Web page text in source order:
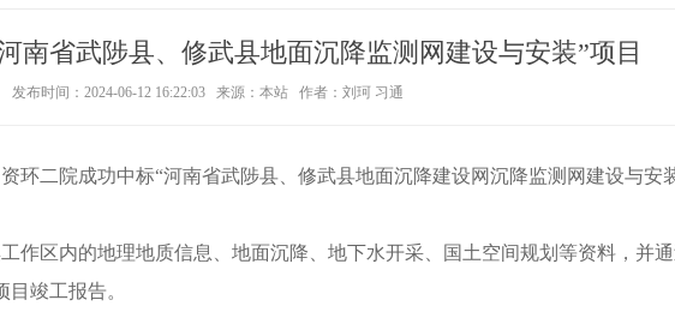
南省武陟县、修武县地面沉降监测网建设与安装”项目
发布时间：2024-06-12 16:22:03 来源：本站 作者：刘珂 习通
环二院成功中标“河南省武陟县、修武县地面沉降建设网沉降监测网建设与安
作区内的地理地质信息、地面沉降、地下水开采、国土空间规划等资料，并
竣工报告。